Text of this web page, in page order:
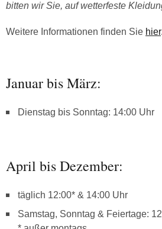
bitten wir Sie, auf wetterfeste
Weitere Informationen finden Sie hier.
Januar bis März:
Dienstag bis Sonntag: 14:00 Uhr
April bis Dezember:
täglich 12:00* & 14:00 Uhr
Samstag, Sonntag & Feiertage: